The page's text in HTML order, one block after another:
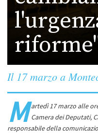
Il 17 marzo a
M artedì 17 marzo alle
Camera dei Deputati,
responsabile della